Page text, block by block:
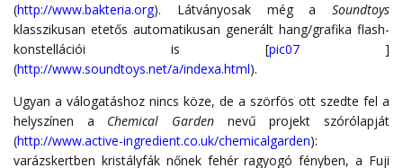
(http://www.bakteria.org). Látványosak még a Soundtoys
klasszikusan etetős automatikusan generált hang/grafika flash-
konstellációi is [pic07 ]
(http://www.soundtoys.net/a/indexa.html).
Ugyan a válogatáshoz nincs köze, de a szörfös ott szedte fel a
helyszínen a Chemical Garden nevű projekt szórólapját
(http://www.active-ingredient.co.uk/chemicalgarden):
varázskertben kristályfák nőnek fehér ragyogó fényben, a Fuji